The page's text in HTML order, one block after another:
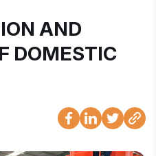
AND
DOMESTIC